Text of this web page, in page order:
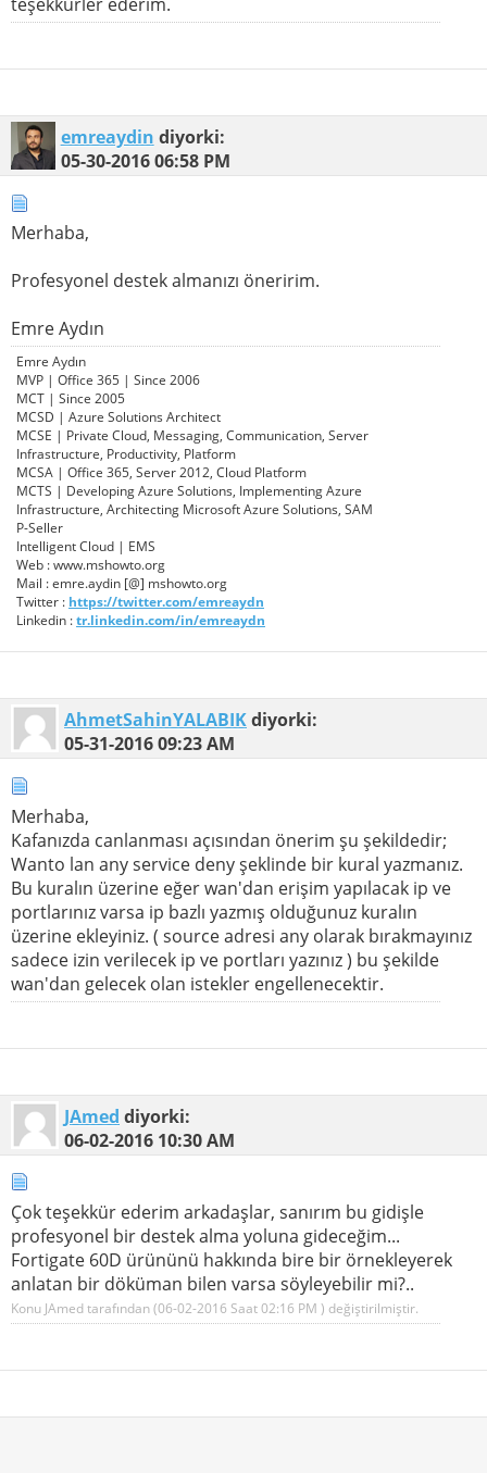
emreaydin diyorki:
05-30-201606:58 PM
Merhaba,
Profesyonel destek almanızı öneririm.
Emre Aydın
Emre Aydın
MVP | Office 365 | Since 2006
MCT | Since 2005
MCSD | Azure Solutions Architect
MCSE | Private Cloud, Messaging, Communication, Server
Infrastructure, Productivity, Platform
MCSA | Office 365, Server 2012, Cloud Platform
MCTS | Developing Azure Solutions, Implementing Azure
Infrastructure, Architecting Microsoft Azure Solutions, SAM
P-Seller
Intelligent Cloud | EMS
Web : www.mshowto.org
Mail : emre.aydin [@] mshowto.org
Twitter : https://twitter.com/emreaydn
Linkedin :tr.linkedin.com/in/emreaydn
AhmetSahinYALABIKdiyorki:
05-31-201609:23 AM
Merhaba,
Kafanızda canlanması açısından önerim şu şekildedir;
Wanto lan any service deny şeklinde bir kural yazmanız.
Bu kuralın üzerine eğer wan'dan erişim yapılacak ip ve
portlarınız varsa ip bazlı yazmış olduğunuz kuralın
üzerine ekleyiniz. ( source adresi any olarak bırakmayınız
sadece izin verilecek ip ve portları yazınız ) bu şekilde
wan'dan gelecek olan istekler engellenecektir.
JAmed diyorki:
06-02-2016 10:30 AM
Çok teşekkür ederim arkadaşlar, sanırım bu gidişle
profesyonel bir destek alma yoluna gideceğim...
Fortigate 60D ürününü hakkında bire bir örnekleyerek
anlatan bir döküman bilen varsa söyleyebilir mi?..
Konu JAmed tarafından (06-02-2016 Saat02:16 PM ) değiştirilmiştir.